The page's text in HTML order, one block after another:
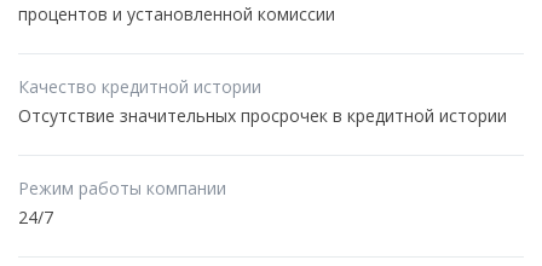
процентов и установленной комиссии
Качество кредитной истории
Отсутствие значительных просрочек в кредитной истории
Режим работы компании
24/7